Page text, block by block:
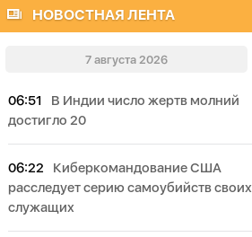
НОВОСТНАЯ ЛЕНТА
7 августа 2026
06:51
В Индии число жертв молний
достигло 20
06:22
Киберкомандование США
расследует серию самоубийств своих
служащих